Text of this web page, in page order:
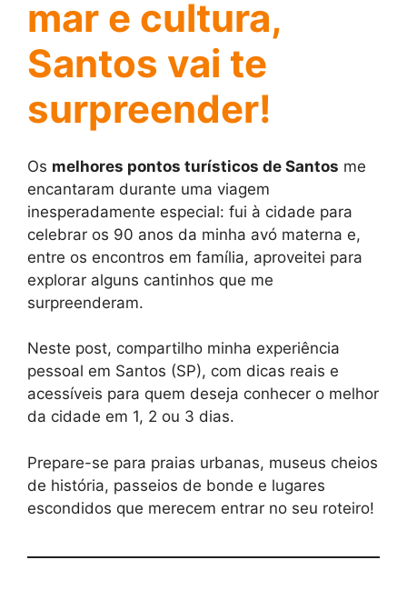
mar e cultura,
Santos vai te
surpreender!
Os melhores pontos turísticos de Santos me
encantaram durante uma viagem
inesperadamente especial: fui à cidade para
celebrar os 90 anos da minha avó materna e,
entre os encontros em família, aproveitei para
explorar alguns cantinhos que me
surpreenderam.
Neste post, compartilho minha experiência
pessoal em Santos (SP), com dicas reais e
acessíveis para quem deseja conhecer o melhor
da cidade em 1, 2 ou 3 dias.
Prepare-se para praias urbanas, museus cheios
de história, passeios de bonde e lugares
escondidos que merecem entrar no seu roteiro!